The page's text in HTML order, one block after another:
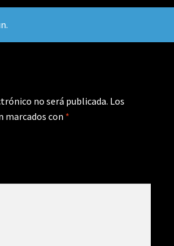
no será publicada. Los
marcados con *